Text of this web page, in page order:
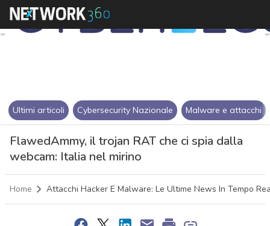
Ultimi articoli Cybersecurity Nazionale Malware e attacchi
FlawedAmmy, il trojan RAT che ci spia dalla
webcam: Italia nel mirino
Home Attacchi Hacker E Malware: Le Ultime News In Tempo